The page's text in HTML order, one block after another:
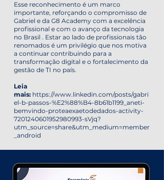
Esse reconhecimento é um marco
importante, reforçando o compromisso de
Gabriel e da G8 Academy com a excelência
profissional e com o avanço da tecnologia
no Brasil . Estar ao lado de profissionais tão
renomados é um privilégio que nos motiva
a continuar contribuindo para a
transformação digital e o fortalecimento da
gestão de TI no país.
Leia
mais: https://www.linkedin.com/posts/gabri
el-b-passos-%E2%88%B4-8b61b1199_aneti-
bemvindo-proteaexaetodedados-activity-
7201240601952980993-sVjq?
utm_source=share&utm_medium=member
_android